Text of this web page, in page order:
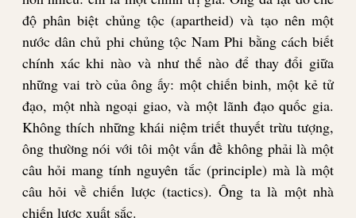
độ phân biệt chủng tộc (apartheid) và tạo nên một
nước dân chủ phi chủng tộc Nam Phi bằng cách biết
chính xác khi nào và như thế nào để thay đổi giữa
những vai trò của ông ấy: một chiến binh, một kẻ tử
đạo, một nhà ngoại giao, và một lãnh đạo quốc gia.
Không thích những khái niệm triết thuyết trừu tượng,
ông thường nói với tôi một vấn đề không phải là một
câu hỏi mang tính nguyên tắc (principle) mà là một
câu hỏi về chiến lược (tactics). Ông ta là một nhà
chiến lược xuất sắc.